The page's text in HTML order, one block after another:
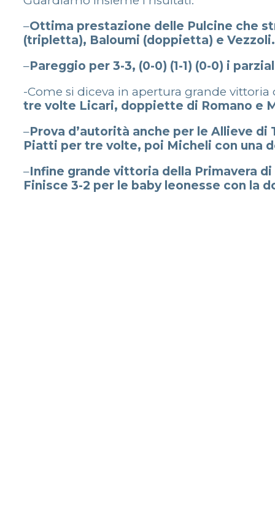
–Ottima prestazione delle Pulcine che
(tripletta), Baloumi (doppietta) e Vezzoli.
–Pareggio per 3-3, (0-0) (1-1) (0-0) i
-Come si diceva in apertura grande vittoria
tre volte Licari, doppiette di Romano e
–Prova d’autorità anche per le Allieve
Piatti per tre volte, poi Micheli con una
–Infine grande vittoria della Primavera
Finisce 3-2 per le baby leonesse con